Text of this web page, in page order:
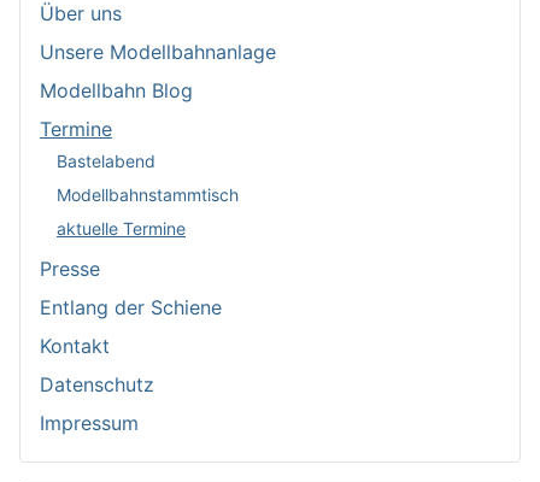
Über uns
Unsere Modellbahnanlage
Modellbahn Blog
Termine
Bastelabend
Modellbahnstammtisch
aktuelle Termine
Presse
Entlang der Schiene
Kontakt
Datenschutz
Impressum